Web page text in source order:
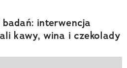
interwencja
kawy, wina i czekolady